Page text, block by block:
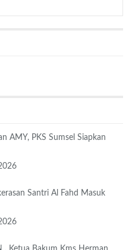
AMY, PKS Sumsel Siapkan
Santri Al Fahd Masuk